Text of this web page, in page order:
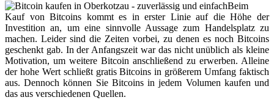
Beim
Kauf von Bitcoins kommt es in erster Linie auf die Höhe der
Investition an, um eine sinnvolle Aussage zum Handelsplatz zu
machen. Leider sind die Zeiten vorbei, zu denen es noch Bitcoins
geschenkt gab. In der Anfangszeit war das nicht unüblich als kleine
Motivation, um weitere Bitcoin anschließend zu erwerben. Alleine
der hohe Wert schließt gratis Bitcoins in größerem Umfang faktisch
aus. Dennoch können Sie Bitcoins in jedem Volumen kaufen und
das aus verschiedenen Quellen.